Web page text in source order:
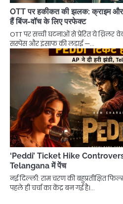
OTT पर हकीकत की झलक: क्राइम और
हैं बिंज-वॉच के लिए परफेक्ट
OTT पर सच्ची घटनाओं से प्रेरित ये थ्रिलर
सस्पेंस और इंसाफ की लड़ाई —…
‘Peddi’ Ticket Hike
Telangana में पेंच
नई दिल्ली: राम चरण की बहुप्रतीक्षित
पहले ही चर्चा का केंद्र बन गई है।…